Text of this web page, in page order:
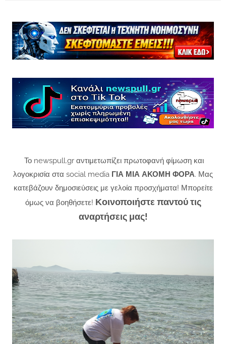
Το newspull.gr αντιμετωπίζει πρωτοφανή φίμωση και
λογοκρισία στα social media ΓΙΑ ΜΙΑ ΑΚΟΜΗ ΦΟΡΑ. Μας
κατεβάζουν δημοσιεύσεις με γελοία προσχήματα! Μπορείτε
όμως να βοηθήσετε! Κοινοποιήστε παντού τις
αναρτήσεις μας!